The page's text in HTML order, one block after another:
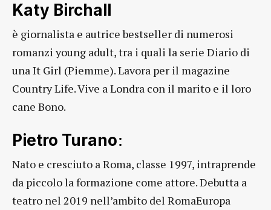
Katy Birchall
è giornalista e autrice bestseller di numerosi
romanzi young adult, tra i quali la serie Diario di
una It Girl (Piemme). Lavora per il magazine
Country Life. Vive a Londra con il marito e il loro
cane Bono.
Pietro Turano:
Nato e cresciuto a Roma, classe 1997, intraprende
da piccolo la formazione come attore. Debutta a
teatro nel 2019 nell’ambito del RomaEuropa